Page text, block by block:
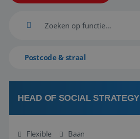
Postcode & straal
HEAD OF SOCIAL STRATEGY
Flexible Baan